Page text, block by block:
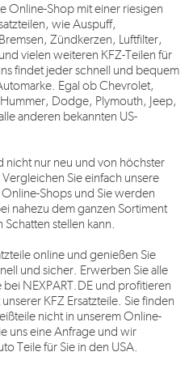
Online-Shop mit einer riesigen
wie Auspuff,
Zündkerzen, Luftfilter,
vielen weiteren KFZ-Teilen für
findet jeder schnell und bequem
Egal ob Chevrolet,
Dodge, Plymouth, Jeep,
anderen bekannten US-
nicht nur neu und von höchster
Sie einfach unsere
Shops und Sie werden
nahezu dem ganzen Sortiment
stellen kann.
online und genießen Sie
und sicher. Erwerben Sie alle
bei NEXPART.DE und profitieren
KFZ Ersatzteile. Sie finden
nicht in unserem Online-
uns eine Anfrage und wir
Teile für Sie in den USA.